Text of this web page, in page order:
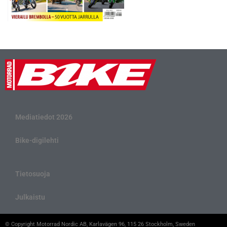
Mediatiedot 2026
Bike-digilehti
Tietosuoja
Julkaistu
© Copyright Motorrad Nordic AB, Karlavägen 96, 115 26 Stockholm, Sweden